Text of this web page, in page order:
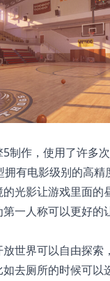
制作，使用了许多
有电影级别的高精
光影让游戏里面的
一人称可以更好的
世界可以自由探索
去厕所的时候可以